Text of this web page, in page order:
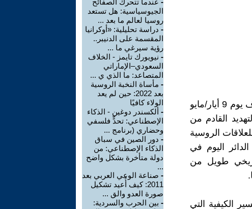
في مقال مطوّل نشره الكاتب والمحلل الروسي موديست كوليروف يوم 9 أيار/مايو
القادم من
الروسية
اليوم في
طويل من
الكيفية التي
- عندما تتحرك الصفائح
الجيوسياسية: هل تستعد
روسيا لعالم ما بعد ...
- دراسة تحليلية: «أوكرانيا
المقسمة على الدنيبر..
رؤية سيرغي ما ...
- نيويورك تايمز - الخلاف
السعودي–الإماراتي
المتصاعد: ما الذي ي ...
- مأساة النخبة الروسية
بعد 2022: حين لم يعد
الولاء كافيًا
- ألكسندر دوغين - الذكاء
الإصطناعي: تحدٍّ فلسفي
وحضاري (برنامج ...
- دور الصين في سباق
الذكاء الإصطناعي: من
دولة متأخرة بشكل واضح
...
- صناعة الوعي العربي بعد
2011: كيف أُعيد تشكيل
صورة العدو والق ...
- بين الحرب والسردية: